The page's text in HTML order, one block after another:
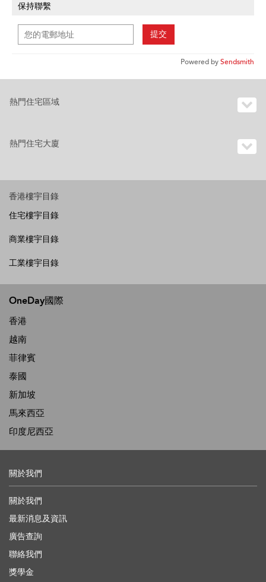
保持聯繫
提交
Powered bySendsmith
熱門住宅區域
熱門住宅大廈
香港樓宇目錄
住宅樓宇目錄
商業樓宇目錄
工業樓宇目錄
OneDay國際
香港
越南
菲律賓
泰國
新加坡
馬來西亞
印度尼西亞
關於我們
關於我們
最新消息及資訊
廣告查詢
聯絡我們
獎學金